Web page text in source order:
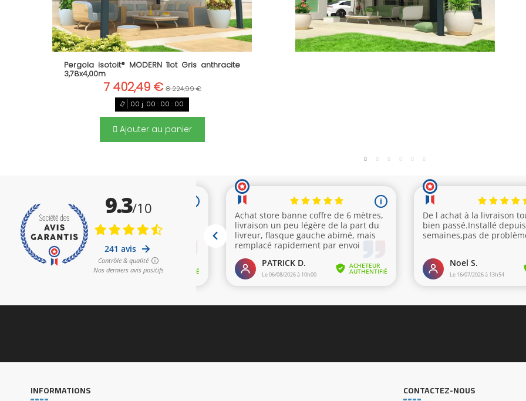
Pergola isotoit® MODERN îlot Gris anthracite
3,78x4,00m
7 402,49 € 8 224,99 €
00 j. 00 : 00 : 00
Ajouter au panier
INFORMATIONS CONTACTEZ-NOUS